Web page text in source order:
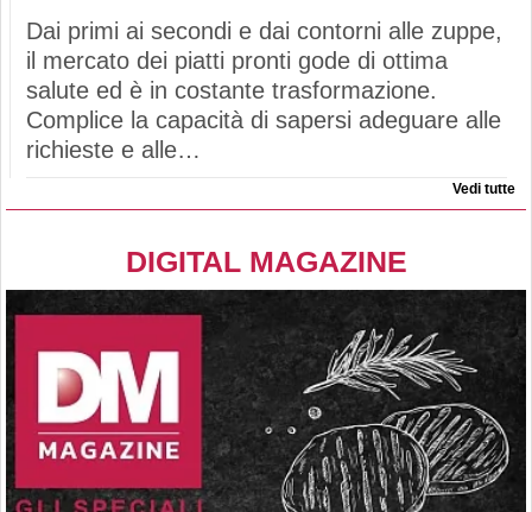
Dai primi ai secondi e dai contorni alle zuppe,
il mercato dei piatti pronti gode di ottima
salute ed è in costante trasformazione.
Complice la capacità di sapersi adeguare alle
richieste e alle…
Vedi tutte
DIGITAL MAGAZINE